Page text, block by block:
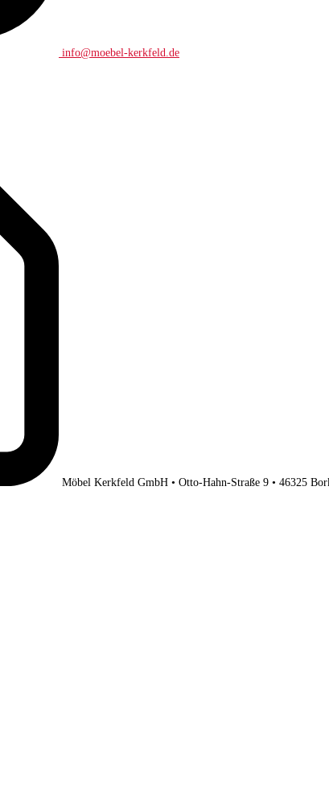
info@moebel-kerkfeld.de
Möbel Kerkfeld GmbH • Otto-Hahn-Straße 9 • 46325